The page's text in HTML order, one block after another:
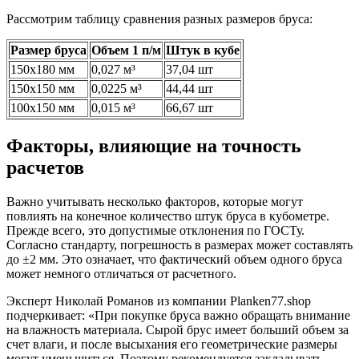
Рассмотрим таблицу сравнения разных размеров бруса:
Размер бруса Объем 1 п/м Штук в кубе
150х180 мм
0,027 м³
37,04 шт
150х150 мм
0,0225 м³
44,44 шт
100х150 мм
0,015 м³ 66,67 шт
Факторы, влияющие на точность
расчетов
Важно учитывать несколько факторов, которые могут
повлиять на конечное количество штук бруса в кубометре.
Прежде всего, это допустимые отклонения по ГОСТу.
Согласно стандарту, погрешность в размерах может составлять
до ±2 мм. Это означает, что фактический объем одного бруса
может немного отличаться от расчетного.
Эксперт Николай Романов из компании Planken77.shop
подчеркивает: «При покупке бруса важно обращать внимание
на влажность материала. Сырой брус имеет больший объем за
счет влаги, и после высыхания его геометрические размеры